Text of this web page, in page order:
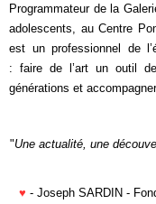
Programmateur de la
adolescents, au Centre
est un professionnel de
: faire de l’art un outil
générations et
"Une actualité, une
♥ - Joseph SARDIN -